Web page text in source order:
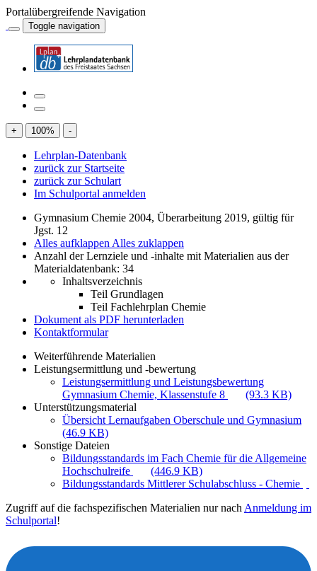
Portalübergreifende Navigation
Toggle navigation
+ 100% -
Lehrplan-Datenbank
zurück zur Startseite
zurück zur Schulart
Im Schulportal anmelden
Gymnasium Chemie 2004, Überarbeitung 2019, gültig für
Jgst. 12
Alles aufklappen Alles zuklappen
Anzahl der Lernziele und -inhalte mit Materialien aus der
Materialdatenbank: 34
Inhaltsverzeichnis
Teil Grundlagen
Teil Fachlehrplan Chemie
Dokument als PDF herunterladen
Kontaktformular
Weiterführende Materialien
Leistungsermittlung und -bewertung
Leistungsermittlung und Leistungsbewertung
Gymnasium Chemie, Klassenstufe 8
(93.3 KB)
Unterstützungsmaterial
Übersicht Lernaufgaben Oberschule und Gymnasium
(46.9 KB)
Sonstige Dateien
Bildungsstandards im Fach Chemie für die Allgemeine
Hochschulreife
(446.9 KB)
Bildungsstandards Mittlerer Schulabschluss - Chemie
Zugriff auf die fachspezifischen Materialien nur nach Anmeldung im
Schulportal!